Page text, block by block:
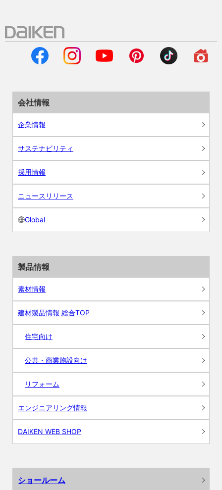
会社情報
企業情報
サステナビリティ
採用情報
ニュースリリース
Global
製品情報
素材情報
建材製品情報 総合TOP
住宅向け
公共・商業施設向け
リフォーム
エンジニアリング情報
DAIKEN WEB SHOP
ショールーム